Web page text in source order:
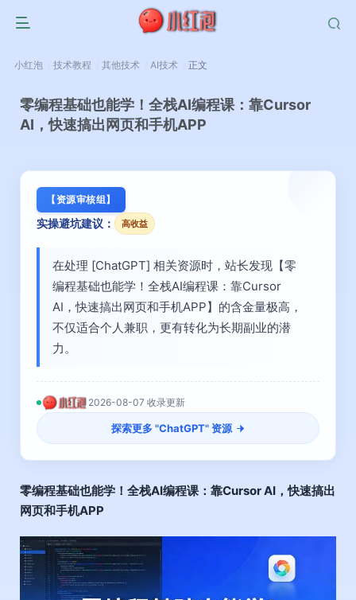
小红泡 技术教程 其他技术 AI技术 正文
零编程基础也能学！全栈AI编程课：靠Cursor
AI，快速搞出网页和手机APP
【资源审核组】
实操避坑建议： 高收益
在处理 [ChatGPT] 相关资源时，站长发现【零
编程基础也能学！全栈AI编程课：靠Cursor
AI，快速搞出网页和手机APP】的含金量极高，
不仅适合个人兼职，更有转化为长期副业的潜
力。
2026-08-07 收录更新
探索更多 "ChatGPT" 资源
零编程基础也能学！全栈AI编程课：靠Cursor AI，快速搞出
网页和手机APP